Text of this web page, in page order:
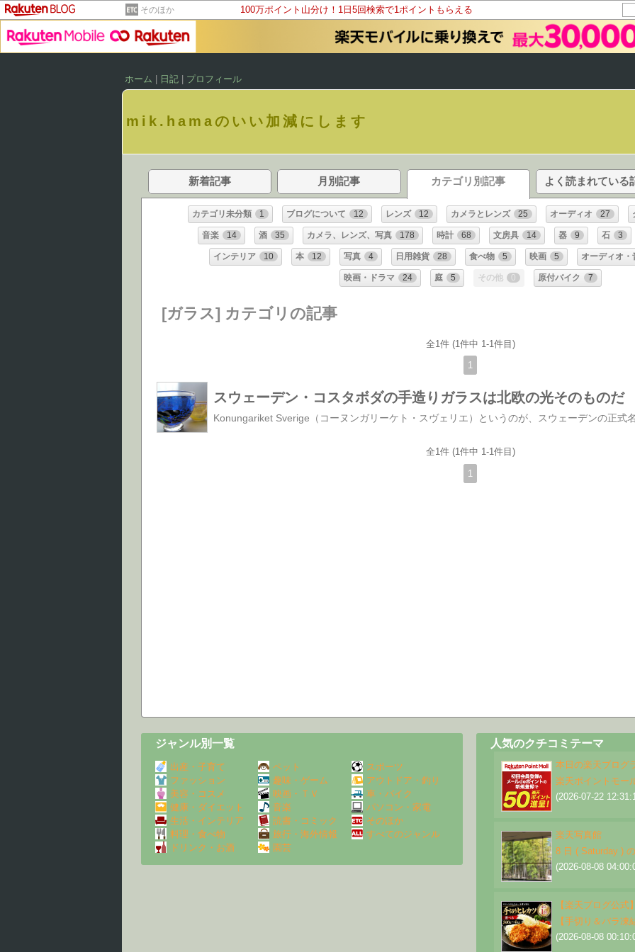
そのほか 100万ポイント山分け！1日5回検索で1ポイントもらえる
ホーム
日記 プロフィール
mik.hamaのいい加減にします
新着記事 月別記事 カテゴリ別記事 よく読まれている
カテゴリ未分類 1 ブログについて 12 レンズ 12 カメラとレンズ 25 オーディオ 27
音楽 14 酒 35 カメラ、レンズ、写真 178 時計 68 文房具 14 器 9 石 3
インテリア 10 本 12 写真 4 日用雑貨 28 食べ物 5 映画 5 オーディオ・
映画・ドラマ 24 庭 5 その他 0 原付バイク 7
[ガラス] カテゴリの記事
全1件 (1件中 1-1件目)
1
スウェーデン・コスタボダの手造りガラスは北欧の光そのものだ
全1件 (1件中 1-1件目)
1
ジャンル別一覧
出産・子育て
ファッション
美容・コスメ
健康・ダイエット
生活・インテリア
料理・食べ物
ドリンク・お酒
ペット
趣味・ゲーム
映画・ＴＶ
音楽
読書・コミック
旅行・海外情報
園芸
スポーツ
アウトドア・釣り
車・バイク
パソコン・家電
そのほか
すべてのジャンル
人気のクチコミテーマ
本日の楽天ブログ
楽天ポイントモー
(2026-07-22
楽天写真館
8 日 (
(2026-08-08
【楽天ブログ公
【手切り＆バラ
(2026-08-08